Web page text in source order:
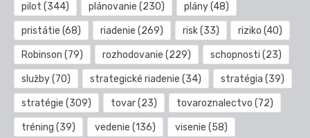
pilot (344) plánovanie (230) plány(48)
pristátie (68) riadenie (269) risk(33) riziko (40)
Robinson (79) rozhodovanie (229) schopnosti (23)
služby(70) strategické riadenie (34) stratégia (39)
stratégie (309) tovar(23) tovaroznalectvo (72)
tréning (39) vedenie (136) visenie (58)